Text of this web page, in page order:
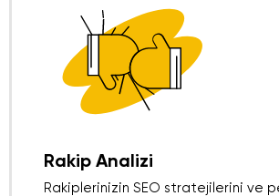
Rakip Analizi​
Rakiplerinizin SEO stratejilerini ve